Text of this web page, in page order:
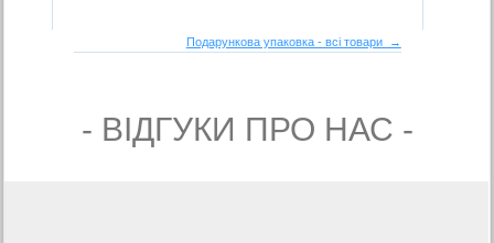
Подарункова упаковка - всі товари →
- ВIДГУКИ ПРО НАС -